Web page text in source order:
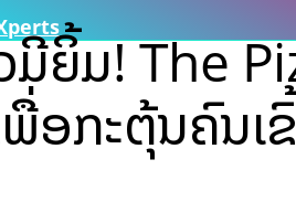
ຍິ້ມ! The
ພື່ອກະຕຸ້ນຄົນເ